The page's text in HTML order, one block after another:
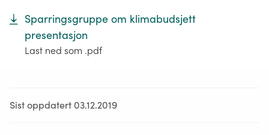
Sparringsgruppe om klimabudsjett
presentasjon
Last ned som .pdf
Sist oppdatert 03.12.2019